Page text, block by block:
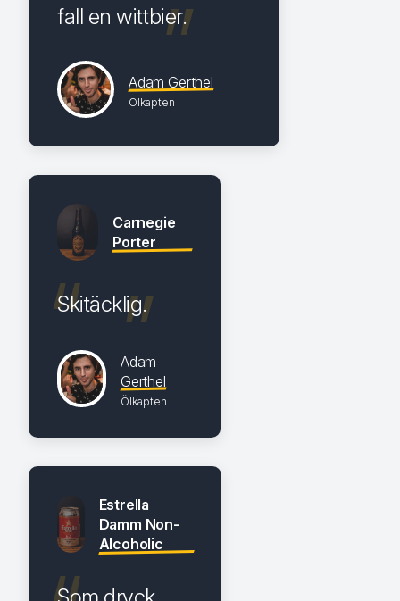
fall en wittbier.
Adam Gerthel
Ölkapten
Carnegie
Porter
Skitäcklig.
Adam
Gerthel
Ölkapten
Estrella
Damm Non-
Alcoholic